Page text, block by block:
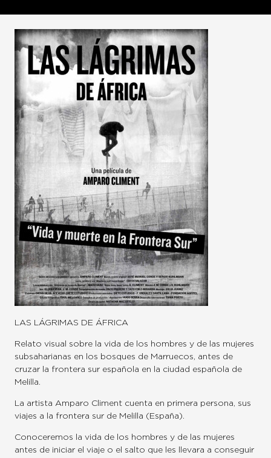
LAS LÁGRIMAS DE ÁFRICA
Relato visual sobre la vida de los hombres y de las mujeres
subsaharianas en los bosques de Marruecos, antes de
cruzar la frontera sur española en la ciudad española de
Melilla.
La artista Amparo Climent cuenta en primera persona, sus
viajes a la frontera sur de Melilla (España).
Conoceremos la vida de los hombres y de las mujeres
antes de iniciar el viaje o el salto que les llevara a conseguir